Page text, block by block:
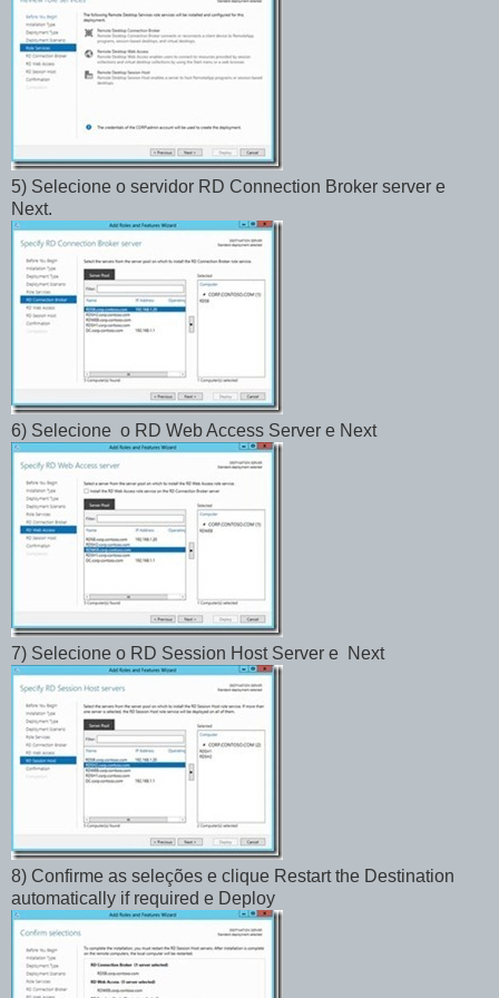
5) Selecione o servidor RD Connection Broker server e
Next.
6) Selecione o RD Web Access Server e Next
7) Selecione o RD Session Host Server e Next
8) Confirme as seleções e clique Restart the Destination
automatically if required e Deploy